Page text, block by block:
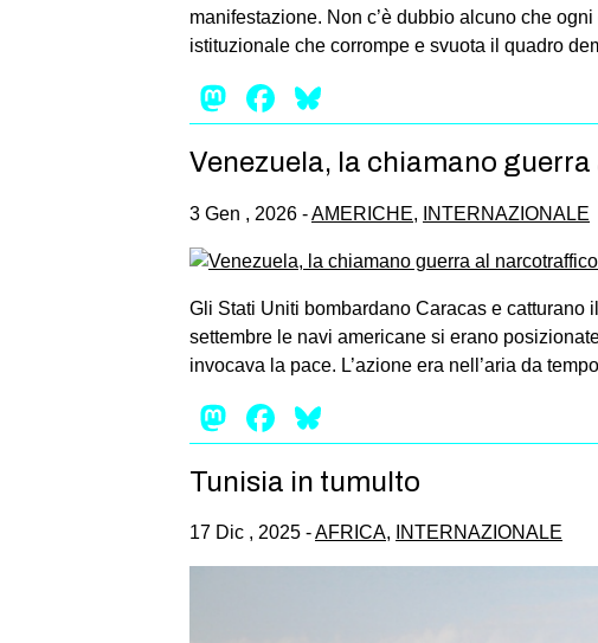
manifestazione. Non c’è dubbio alcuno che
istituzionale che corrompe e svuota il quadro
Mastodon
Facebook
Venezuela, la chiamano
3 Gen , 2026 -AMERICHE, INTERNAZIONALE
Gli Stati Uniti bombardano Caracas e
settembre le navi americane si erano
invocava la pace. L’azione era nell’aria da
Mastodon
Facebook
Tunisia in tumulto
17 Dic , 2025 -AFRICA, INTERNAZIONALE